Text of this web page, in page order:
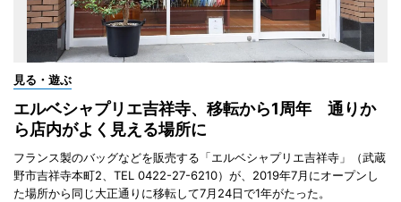
見る・遊ぶ
エルベシャプリエ吉祥寺、移転から1周年 通りか
ら店内がよく見える場所に
フランス製のバッグなどを販売する「エルベシャプリエ吉祥寺」（武蔵
野市吉祥寺本町2、TEL 0422-27-6210）が、2019年7月にオープンし
た場所から同じ大正通りに移転して7月24日で1年がたった。